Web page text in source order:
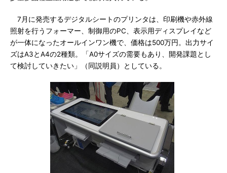
7月に発売するデジタルシートのプリンタは、印刷機や赤外線
照射を行うフォーマー、制御用のPC、表示用ディスプレイなど
が一体になったオールインワン機で、価格は500万円。出力サイ
ズはA3とA4の2種類。「A0サイズの需要もあり、開発課題とし
て検討していきたい」（同説明員）としている。